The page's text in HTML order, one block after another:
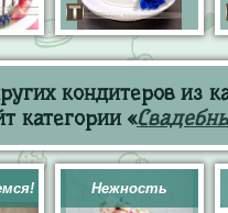
кондитеров из
категории «
Нежность